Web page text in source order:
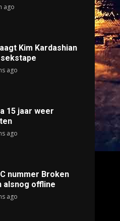
ago
Kim Kardashian
ago
15 jaar weer
ago
nummer Broken
alsnog offline
ago